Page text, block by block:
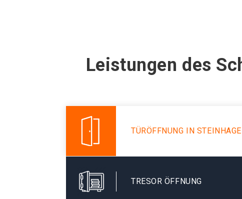
Leistungen des
TÜRÖFFNUNG IN
TRESOR ÖFFNUNG